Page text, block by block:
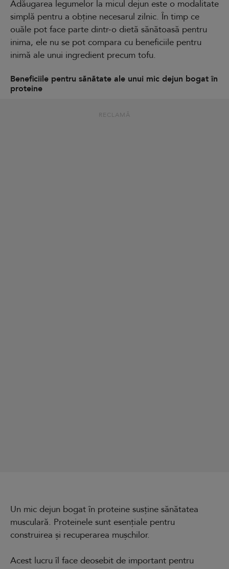
Adăugarea legumelor la micul dejun este o modalitate
simplă pentru a obține necesarul zilnic. În timp ce
ouăle pot face parte dintr-o dietă sănătoasă pentru
inima, ele nu se pot compara cu beneficiile pentru
inimă ale unui ingredient precum tofu.
Beneficiile pentru sănătate ale unui mic dejun bogat în
proteine
RECLAMĂ
Un mic dejun bogat în proteine susține sănătatea
musculară. Proteinele sunt esențiale pentru
construirea și recuperarea mușchilor.
Acest lucru îl face deosebit de important pentru